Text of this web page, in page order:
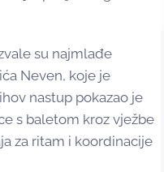
su najmlađe
Neven, koje je
nastup pokazao je
s baletom kroz vježbe
za ritam i koordinacije